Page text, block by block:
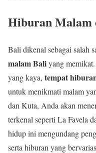
Hiburan Malam
Bali dikenal sebagai salah
malam Baliyang
yang kaya, tempat
untuk menikmati malam
dan Kuta, Anda akan
terkenal seperti La Favela
hidup ini mengundang
serta hiburan yang